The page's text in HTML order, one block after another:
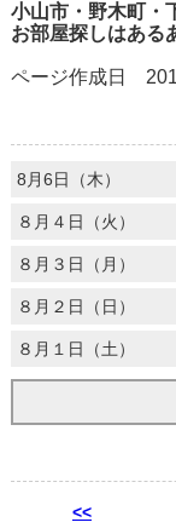
小山市・野木町・
お部屋探しはある
ページ作成日
8月6日（木）
８月４日（火）
８月３日（月）
８月２日（日）
８月１日（土）
<<